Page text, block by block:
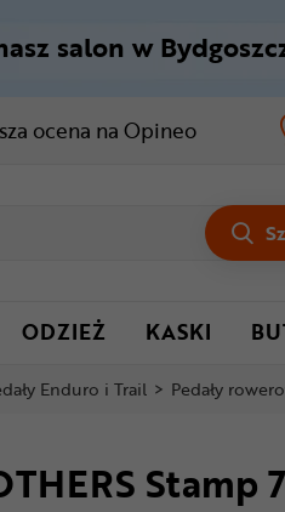
salon w
ocena na Opineo
ODZIEŻ KASKI
Enduro i Trail > Pedały
Stamp